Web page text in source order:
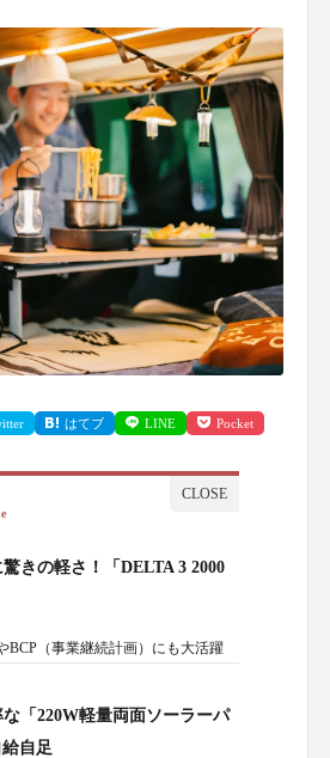
はてブ LINE Pocket
きの軽さ！「DELTA 3 2000
BCP（事業継続計画）にも大活躍
「220W軽量両面ソーラーパ
自足